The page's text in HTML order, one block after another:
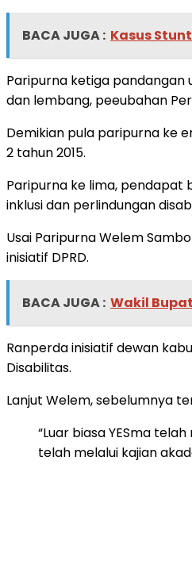
BACA JUGA : Kasus
Paripurna ketiga pandangan
dan lembang, peeubahan
Demikian pula paripurna ke
2 tahun 2015.
Paripurna ke lima,
inklusi dan perlindungan
Usai Paripurna Welem
inisiatif DPRD.
BACA JUGA : Wakil
Ranperda inisiatif dewan
Disabilitas.
Lanjut Welem, sebelumnya
“Luar biasa YESma
telah melalui kajian